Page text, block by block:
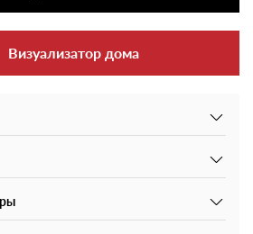
Визуализатор дома